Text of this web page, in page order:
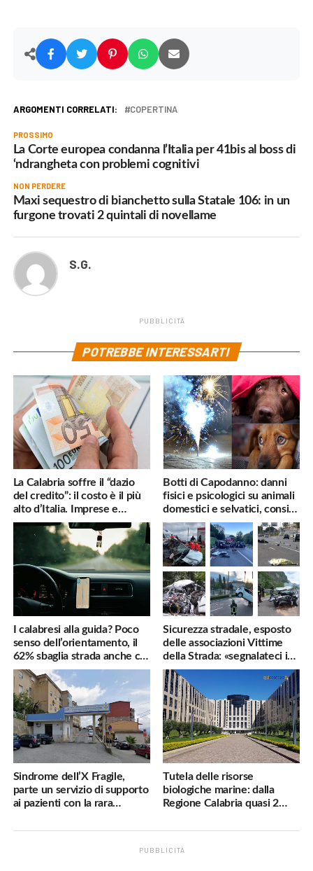
ARGOMENTI CORRELATI: COPERTINA
PROSSIMO
La Corte europea condanna l’Italia per 41bis al boss di
‘ndrangheta con problemi cognitivi
NON PERDERE
Maxi sequestro di bianchetto sulla Statale 106: in un
furgone trovati 2 quintali di novellame
S.G.
PUBBLICITÀ
POTREBBE INTERESSARTI
La Calabria soffre il “dazio
del credito”: il costo è il più
alto d’Italia. Imprese e
famiglie penalizzate
Botti di Capodanno: danni
fisici e psicologici su animali
domestici e selvatici, consigli
utili
I calabresi alla guida? Poco
senso dell’orientamento, il
62% sbaglia strada anche col
navigatore
Sicurezza stradale, esposto
delle associazioni Vittime
della Strada: «segnalateci i
pericoli, interverremo
subito»
Sindrome dell’X Fragile,
parte un servizio di supporto
ai pazienti con la rara
Tutela delle risorse
biologiche marine: dalla
Regione Calabria quasi 2
PUBBLICITÀ